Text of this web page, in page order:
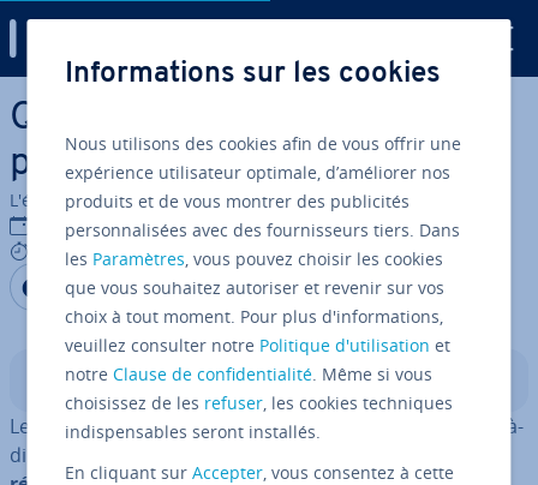
Aller au contenu principal
Qu’est-ce que le « builder
pattern » ?
L'équipe édi­to­riale IONOS
22/02/2021
7 mins
Partager sur Facebook
Partager sur Twitter
Partager sur LinkedIn
Sommaire
Le builder pattern fait partie desdesign patterns
, c’est-à-
dire des
Informations sur les cookies
Nous utilisons des cookies afin de vous offrir une
expérience utilisateur optimale, d’améliorer nos
produits et de vous montrer des publicités
personnalisées avec des fournisseurs tiers. Dans
les Paramètres, vous pouvez choisir les cookies
que vous souhaitez autoriser et revenir sur vos
choix à tout moment. Pour plus d'informations,
veuillez consulter notre Politique d'utilisation et
notreClause de confidentialité. Même si vous
choisissez de les refuser, les cookies techniques
indispensables seront installés.
En cliquant surAccepter, vous consentez à cette